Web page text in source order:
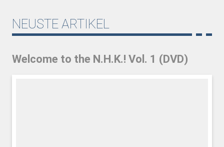
NEUSTE ARTIKEL
Welcome to the N.H.K.! Vol. 1 (DVD)